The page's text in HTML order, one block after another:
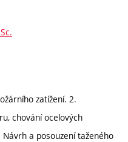
zatížení. 2.
chování ocelových
a posouzení taženého